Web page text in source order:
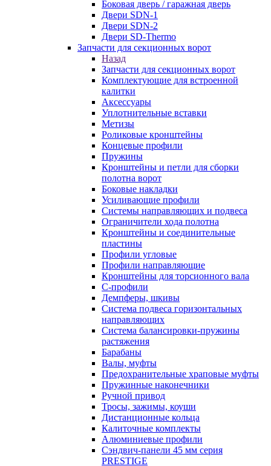
Боковая дверь / гаражная дверь
Двери SDN-1
Двери SDN-2
Двери SD-Thermo
Запчасти для секционных ворот
Назад
Запчасти для секционных ворот
Комплектующие для встроенной
калитки
Аксессуары
Уплотнительные вставки
Метизы
Роликовые кронштейны
Концевые профили
Пружины
Кронштейны и петли для сборки
полотна ворот
Боковые накладки
Усиливающие профили
Системы направляющих и подвеса
Ограничители хода полотна
Кронштейны и соединительные
пластины
Профили угловые
Профили направляющие
Кронштейны для торсионного вала
С-профили
Демпферы, шкивы
Система подвеса горизонтальных
направляющих
Система балансировки-пружины
растяжения
Барабаны
Валы, муфты
Предохранительные храповые муфты
Пружинные наконечники
Ручной привод
Тросы, зажимы, коуши
Дистанционные кольца
Калиточные комплекты
Алюминиевые профили
Сэндвич-панели 45 мм серия
PRESTIGE